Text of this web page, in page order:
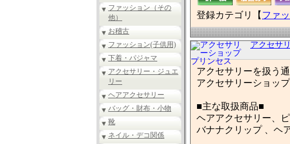
ファッション（その
他）
お稽古
ファッション(子供用)
下着・パジャマ
アクセサリー・ジュエ
リー
ヘアアクセサリー
バッグ・財布・小物
靴
ネイル・デコ関係
登録カテゴリ【 ファ
アクセサ
アクセサリーを扱う
アクセサリーショッ
■主な取扱商品■
ヘアアクセサリー、
バナナクリップ 、ヘ